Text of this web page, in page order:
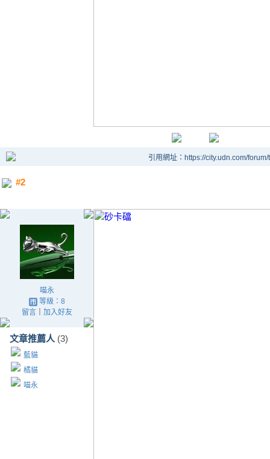
引用網址：https://city.udn.com/
#2
喵永
等級：8
留言｜ 加入好友
文章推薦人 (3)
藍貓
橘貓
喵永